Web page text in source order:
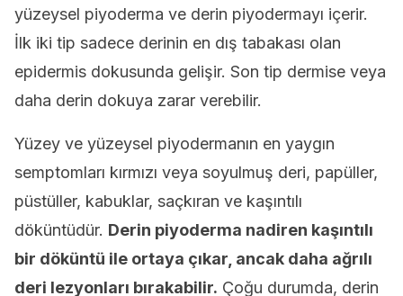
yüzeysel piyoderma ve derin piyodermayı içerir.
İlk iki tip sadece derinin en dış tabakası olan
epidermis dokusunda gelişir. Son tip dermise veya
daha derin dokuya zarar verebilir.
Yüzey ve yüzeysel piyodermanın en yaygın
semptomları kırmızı veya soyulmuş deri, papüller,
püstüller, kabuklar, saçkıran ve kaşıntılı
döküntüdür. Derin piyoderma nadiren kaşıntılı
bir döküntü ile ortaya çıkar, ancak daha ağrılı
deri lezyonları bırakabilir. Çoğu durumda, derin